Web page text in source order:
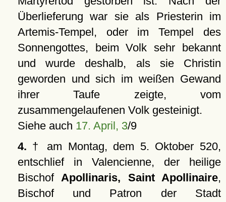
Überlieferung war sie als Priesterin im
Artemis-Tempel, oder im Tempel des
Sonnengottes, beim Volk sehr bekannt
und wurde deshalb, als sie Christin
geworden und sich im weißen Gewand
ihrer Taufe zeigte, vom
zusammengelaufenen Volk gesteinigt.
Siehe auch 17. April, 3/9
4. † am Montag, dem 5. Oktober 520,
entschlief in Valencienne, der heilige
BischofApollinaris, Saint Apollinaire,
Bischof und Patron der Stadt